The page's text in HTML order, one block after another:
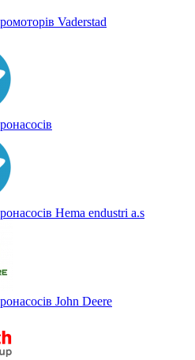
Vaderstad
Hema endustri a.s
John Deere